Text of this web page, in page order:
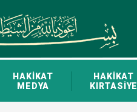
HAKİKAT
MEDYA
HAKİKAT
KIRTASİYE